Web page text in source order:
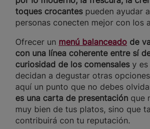
toques crocantes pueden ayudar
personas conecten mejor con los
Ofrecer un menú balanceado de
con una línea coherente entre sí
curiosidad de los comensales y
decidan a degustar otras
aquí un punto que no debes
es una carta de presentación que
muy bien de tus platos, sino que
contribuirá con tu reputación.